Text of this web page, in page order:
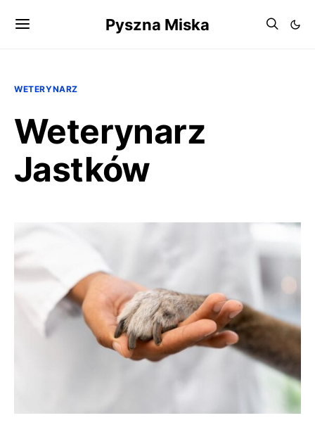
Pyszna Miska
WETERYNARZ
Weterynarz
Jastków